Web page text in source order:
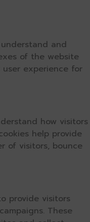
and
of the website
experience for
how visitors
help provide
of visitors, bounce
provide visitors
These